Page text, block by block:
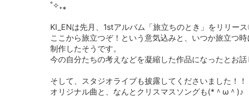
˚✧₊⁎
KI_ENは先月、1stアルバム「旅立ちのとき」をリリー
ここから旅立つぞ！という意気込みと、いつか旅立つ
制作したそうです。
今の自分たちの考えなどを凝縮した作品になったとお話
そして、スタジオライブも披露してくださいました！！
オリジナル曲と、なんとクリスマスソングも(*＾ω＾)♪